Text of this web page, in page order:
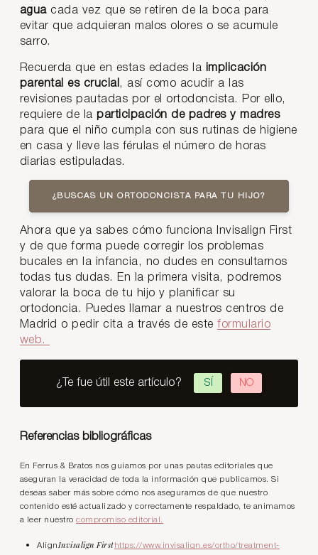
agua cada vez que se retiren de la boca para
evitar que adquieran malos olores o se acumule
sarro.
Recuerda que en estas edades la implicación
parental es crucial , así como acudir a las
revisiones pautadas por el ortodoncista. Por ello,
requiere de laparticipación de padres y madres
para que el niño cumpla con sus rutinas de higiene
en casa y lleve las férulas el número de horas
diarias estipuladas.
¿BUSCAS UN ORTODONCISTA PARA TU HIJO?
Ahora que ya sabes cómo funciona Invisalign First
y de que forma puede corregir los problemas
bucales en la infancia, no dudes en consultarnos
todas tus dudas. En la primera visita, podremos
valorar la boca de tu hijo y planificar su
ortodoncia. Puedes llamar a nuestros centros de
Madrid o pedir cita a través de esteformulario
web.
¿Te fue útil este artículo? SÍ NO
Referencias bibliográficas
En Ferrus & Bratos nos guiamos por unas pautas editoriales que
aseguran la veracidad de toda la información que publicamos. Si
deseas saber más sobre cómo nos aseguramos de que nuestro
contenido esté actualizado y correctamente respaldado, te animamos
a leer nuestrocompromiso editorial.
Align Invisalign First https://www.invisalign.es/ortho/treatment-